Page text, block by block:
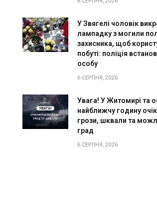
У Звягелі чоловік
лампадку з могили
захисника, щоб
побуті: поліція
особу
6 СЕРПНЯ, 2026
Увага! У Житомирі та
найближчу годину
грози, шквали та
град
6 СЕРПНЯ, 2026